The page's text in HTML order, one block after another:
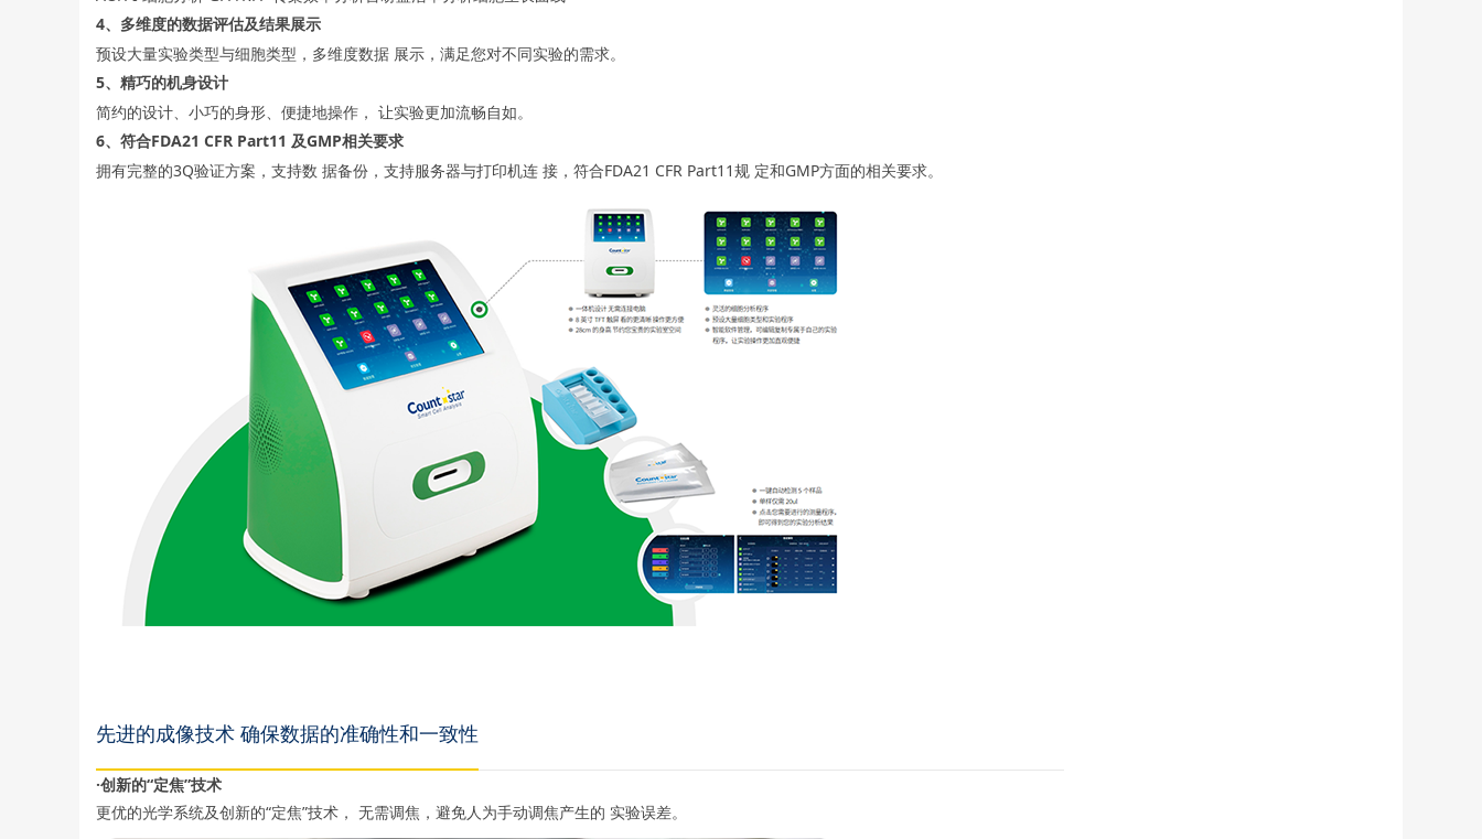
4、多维度的数据评估及结果展示
预设大量实验类型与细胞类型，多维度数据 展示，满足您对不同实验的需求。
5、精巧的机身设计
简约的设计、小巧的身形、便捷地操作， 让实验更加流畅自如。
6、符合FDA21 CFR Part11 及GMP相关要求
拥有完整的3Q验证方案，支持数 据备份，支持服务器与打印机连 接，符合FDA21 CFR Part11规 定和GMP方面的相关要求。
先进的成像技术 确保数据的准确性和一致性
·创新的“定焦”技术
更优的光学系统及创新的“定焦”技术， 无需调焦，避免人为手动调焦产生的 实验误差。